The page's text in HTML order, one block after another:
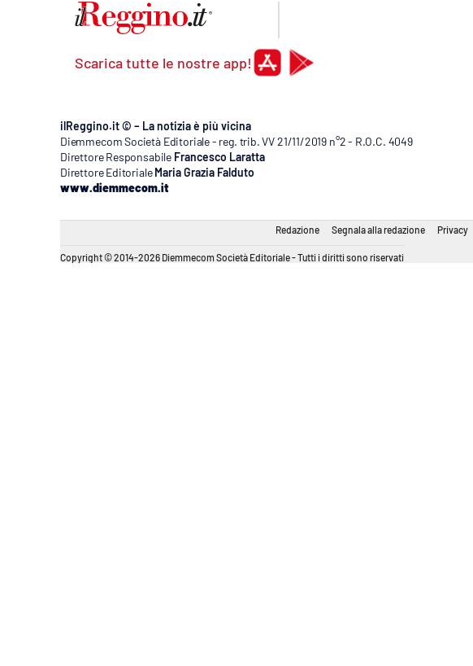
Vai
Scarica tutte le nostre app!
ilReggino.it © – La notizia è più vicina
Diemmecom Società Editoriale - reg. trib. VV 21/11/2019 n°2 - R.O.C. 4049
Direttore Responsabile Francesco Laratta
Direttore Editoriale Maria Grazia Falduto
www.diemmecom.it
Redazione Segnala alla redazione Privacy
Copyright © 2014-2026 Diemmecom Società Editoriale - Tutti i diritti sono riservati